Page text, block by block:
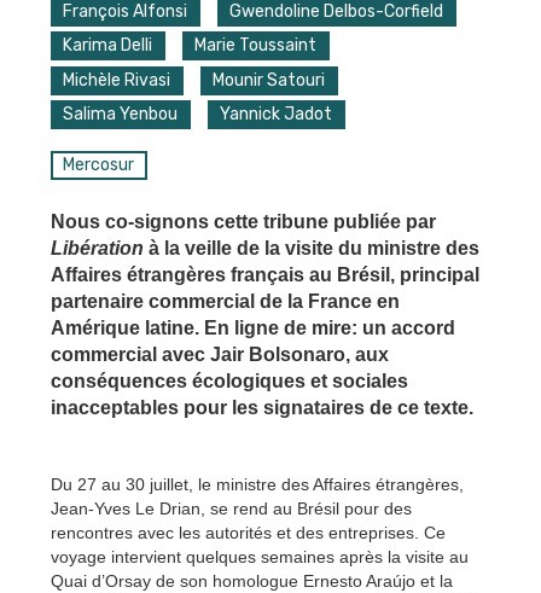
François Alfonsi
Gwendoline Delbos-Corfield
Karima Delli
Marie Toussaint
Michèle Rivasi
Mounir Satouri
Salima Yenbou
Yannick Jadot
Mercosur
Nous co-signons cette tribune publiée par
Libération à la veille de la visite du ministre des
Affaires étrangères français au Brésil, principal
partenaire commercial de la France en
Amérique latine. En ligne de mire: un accord
commercial avec Jair Bolsonaro, aux
conséquences écologiques et sociales
inacceptables pour les signataires de ce texte.
Du 27 au 30 juillet, le ministre des Affaires étrangères,
Jean-Yves Le Drian, se rend au Brésil pour des
rencontres avec les autorités et des entreprises. Ce
voyage intervient quelques semaines après la visite au
Quai d’Orsay de son homologue Ernesto Araújo et la